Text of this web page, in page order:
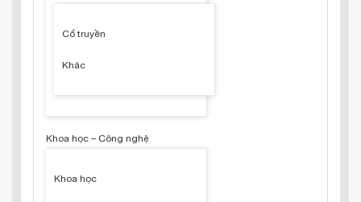
Cổ truyền
Khác
Khoa học – Công nghệ
Khoa học